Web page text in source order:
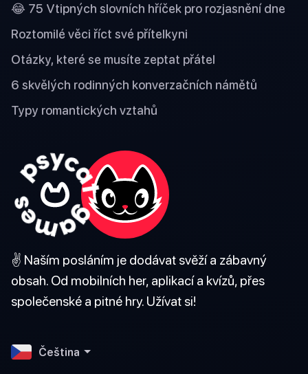
😂 75 Vtipných slovních hříček pro rozjasnění dne
Roztomilé věci říct své přítelkyni
Otázky, které se musíte zeptat přátel
6 skvělých rodinných konverzačních námětů
Typy romantických vztahů
✌️ Naším posláním je dodávat svěží a zábavný
obsah. Od mobilních her, aplikací a kvízů, přes
společenské a pitné hry. Užívat si!
Čeština